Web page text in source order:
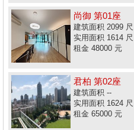
尚御 第01座
建筑面积 2099 尺
实用面积 1614 尺
租金 48000 元
君柏 第02座
建筑面积 --
实用面积 1624 尺
租金 65000 元